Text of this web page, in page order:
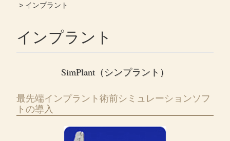
> インプラント
インプラント
SimPlant（シンプラント）
最先端インプラント術前シミュレーションソフ
トの導入